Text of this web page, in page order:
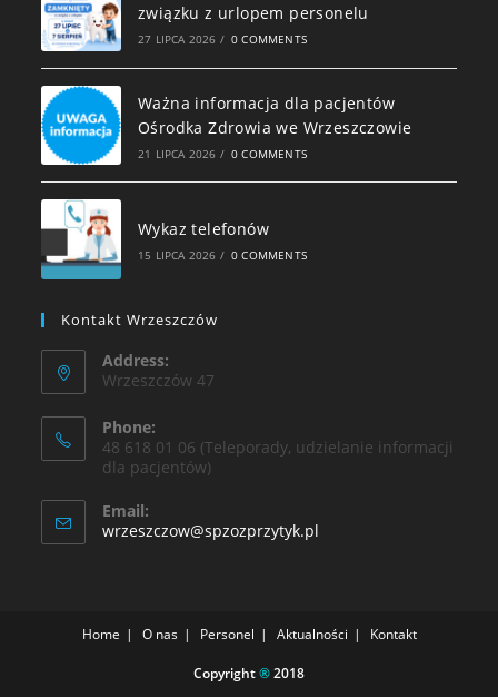
związku z urlopem personelu
27 LIPCA 2026 / 0 COMMENTS
Ważna informacja dla pacjentów
Ośrodka Zdrowia we Wrzeszczowie
21 LIPCA 2026 / 0 COMMENTS
Wykaz telefonów
15 LIPCA 2026 / 0 COMMENTS
Kontakt Wrzeszczów
Address:
Wrzeszczów 47
Phone:
48 618 01 06 (Teleporady, udzielanie informacji
dla pacjentów)
Email:
wrzeszczow@spzozprzytyk.pl
Home O nas Personel Aktualności Kontakt
Copyright®2018